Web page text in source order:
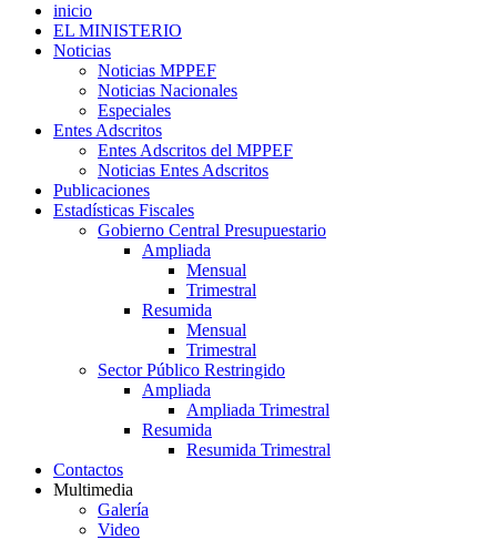
inicio
EL MINISTERIO
Noticias
Noticias MPPEF
Noticias Nacionales
Especiales
Entes Adscritos
Entes Adscritos del MPPEF
Noticias Entes Adscritos
Publicaciones
Estadísticas Fiscales
Gobierno Central Presupuestario
Ampliada
Mensual
Trimestral
Resumida
Mensual
Trimestral
Sector Público Restringido
Ampliada
Ampliada Trimestral
Resumida
Resumida Trimestral
Contactos
Multimedia
Galería
Video